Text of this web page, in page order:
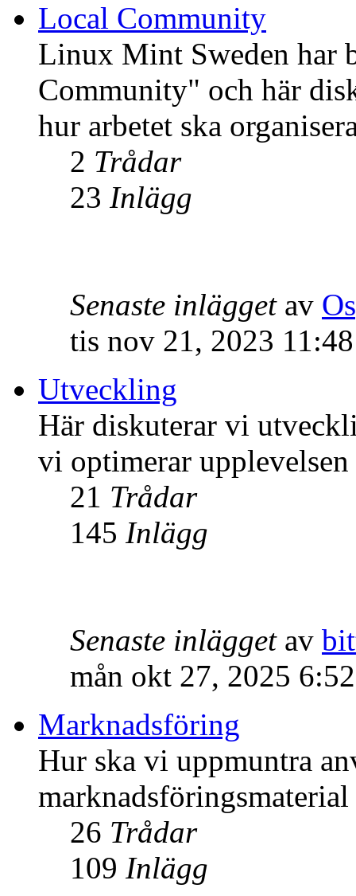
Local Community
Linux Mint Sweden
Community" och här
hur arbetet ska
2 Trådar
23 Inlägg
Senaste inläggetav
tis nov 21, 2023
Utveckling
Här diskuterar vi
vi optimerar
21 Trådar
145 Inlägg
Senaste inläggetav
mån okt 27, 2025
Marknadsföring
Hur ska vi uppmuntra
26 Trådar
109 Inlägg